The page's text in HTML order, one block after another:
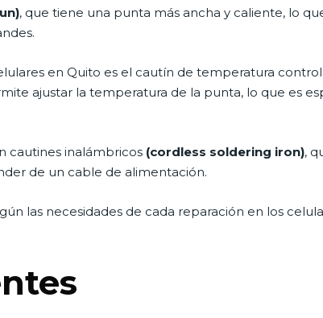
, que tiene una punta más ancha y caliente, lo
en Quito es el cautín de temperatura
ajustar la temperatura de la punta, lo que es
cautines inalámbricos (cordless soldering iron),
de un cable de alimentación.
las necesidades de cada reparación en los